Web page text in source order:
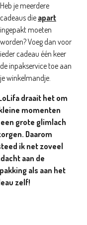
Heb je meerdere
cadeaus die apart
ingepakt moeten
worden? Voeg dan voor
ieder cadeau één keer
de inpakservice toe aan
je winkelmandje.
draait het om
momenten
grote glimlach
Daarom
ik net zoveel
aan de
als aan het
zelf!